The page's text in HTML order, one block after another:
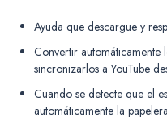
Ayuda que descargue y
Convertir automáticamente
sincronizarlos a YouTube
Cuando se detecte que el
automáticamente la